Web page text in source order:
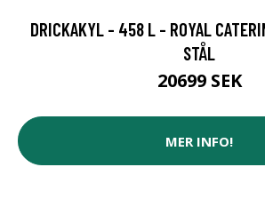
DRICKAKYL - 458 L - ROYAL
STÅL
20699 SEK
MER INFO!